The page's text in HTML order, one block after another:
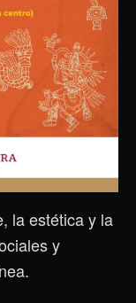
la estética y la
y